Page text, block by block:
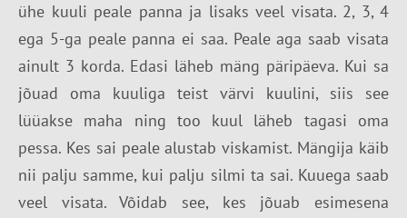
ühe kuuli peale panna ja lisaks veel visata. 2, 3, 4
ega 5-ga peale panna ei saa. Peale aga saab visata
ainult 3 korda. Edasi läheb mäng päripäeva. Kui sa
jõuad oma kuuliga teist värvi kuulini, siis see
lüüakse maha ning too kuul läheb tagasi oma
pessa. Kes sai peale alustab viskamist. Mängija käib
nii palju samme, kui palju silmi ta sai. Kuuega saab
veel visata. Võidab see, kes jõuab esimesena